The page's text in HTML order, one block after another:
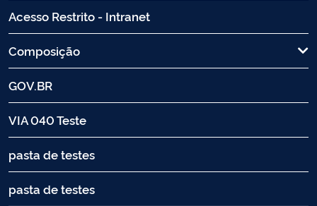
Acesso Restrito - Intranet
Composição
GOV.BR
VIA 040 Teste
pasta de testes
pasta de testes